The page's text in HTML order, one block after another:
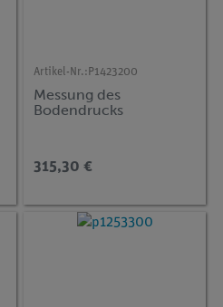
Artikel-Nr.: P1423200
Messung des
Bodendrucks
315,30 €